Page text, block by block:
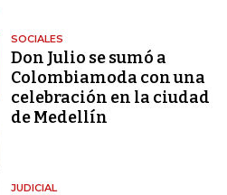
SOCIALES
Don Julio se sumó a
Colombiamoda con una
celebración en la ciudad
de Medellín
JUDICIAL